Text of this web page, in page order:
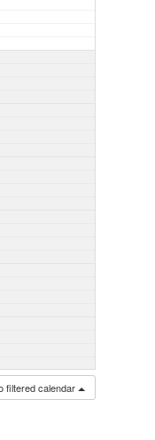
filtered calendar